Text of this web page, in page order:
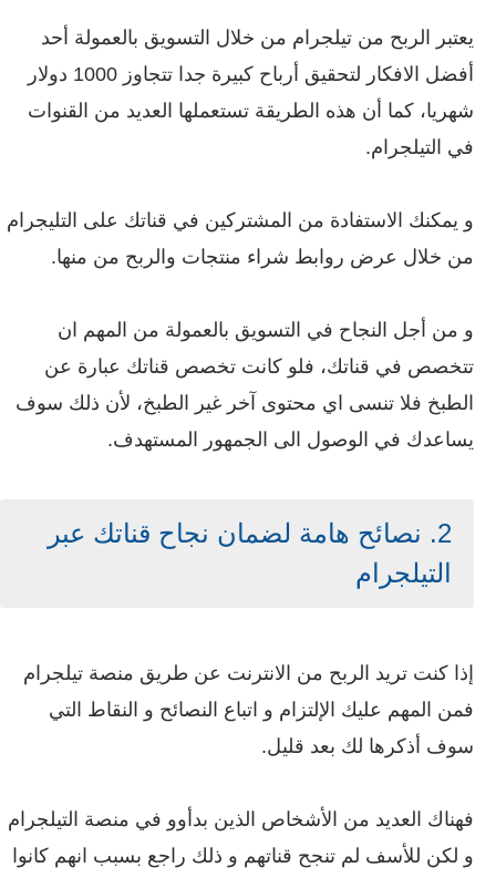
يعتبر الربح من تيلجرام من خلال التسويق بالعمولة أحد
أفضل الافكار لتحقيق أرباح كبيرة جدا تتجاوز 1000 دولار
شهريا، كما أن هذه الطريقة تستعملها العديد من القنوات
في التيلجرام.
و يمكنك الاستفادة من المشتركين في قناتك على التليجرام
من خلال عرض روابط شراء منتجات والربح من منها.
و من أجل النجاح في التسويق بالعمولة من المهم ان
تتخصص في قناتك، فلو كانت تخصص قناتك عبارة عن
الطبخ فلا تنسى اي محتوى آخر غير الطبخ، لأن ذلك سوف
يساعدك في الوصول الى الجمهور المستهدف.
2. نصائح هامة لضمان نجاح قناتك عبر
التيلجرام
إذا كنت تريد الربح من الانترنت عن طريق منصة تيلجرام
فمن المهم عليك الإلتزام و اتباع النصائح و النقاط التي
سوف أذكرها لك بعد قليل.
فهناك العديد من الأشخاص الذين بدأوو في منصة التيلجرام
و لكن للأسف لم تنجح قناتهم و ذلك راجع بسبب انهم كانوا